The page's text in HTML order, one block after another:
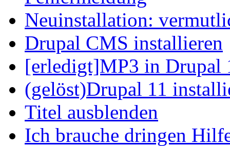
Neuinstallation:
Drupal CMS installieren
[erledigt]MP3 in Drupal
(gelöst)Drupal 11
Titel ausblenden
Ich brauche dringen